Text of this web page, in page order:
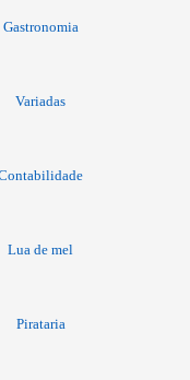
Gastronomia
Variadas
Lua de mel
Pirataria